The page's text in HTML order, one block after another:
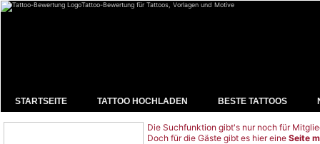
Tattoo-Bewertung für Tattoos, Vorlagen und Motive
STARTSEITE TATTOO HOCHLADEN BESTE TATTOOS
Die Suchfunktion gibt's nur noch für
Doch für die Gäste gibt es hier eine Seite